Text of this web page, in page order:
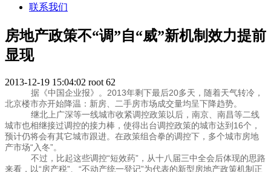
联系我们
房地产政策不“调”自“威”新机制效力提前
显现
2013-12-19 15:04:02 root 62
据《中国企业报》。2013年剩下最后20多天，随着天气转冷，
北京楼市亦开始降温：新房、二手房市场成交量均呈下降趋势。
继北上广深等一线城市收紧调控政策以后，南京、南昌等二线
城市也相继接过调控的接力棒，使得出台调控政策的城市达到16个，
预计仍将会有其它城市跟进。在政策组合拳的调控下，多个城市房地
产市场“入冬”。
不过，比起这些调控“短效药”，从十八届三中全会后体现的思路
来看，以“房产税”、“不动产统一登记”为代表的新型房地产政策机制正